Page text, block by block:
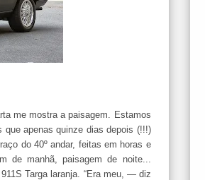
me mostra a paisagem. Estamos
que apenas quinze dias depois (!!!)
do 40º andar, feitas em horas e
de manhã, paisagem de noite...
Targa laranja. “Era meu, — diz